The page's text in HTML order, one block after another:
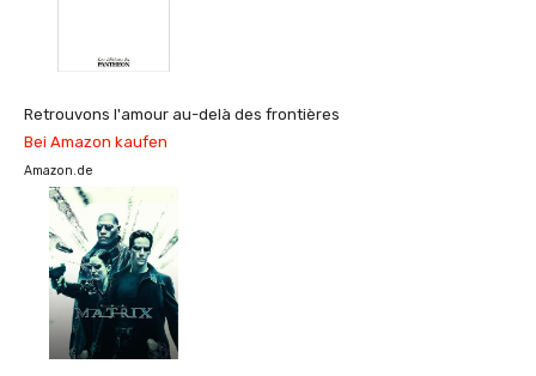
Retrouvons l'amour au-delà des frontières
Bei Amazon kaufen
Amazon.de